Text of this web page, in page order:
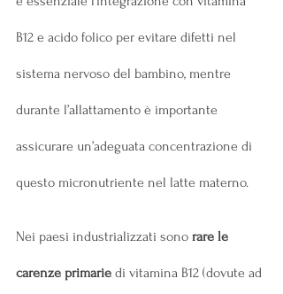
B12 e acido folico per evitare difetti nel
sistema nervoso del bambino, mentre
durante l’allattamento è importante
assicurare un’adeguata concentrazione di
questo micronutriente nel latte materno.
Nei paesi industrializzati sono rare le
carenze primarie di vitamina B12 (dovute ad